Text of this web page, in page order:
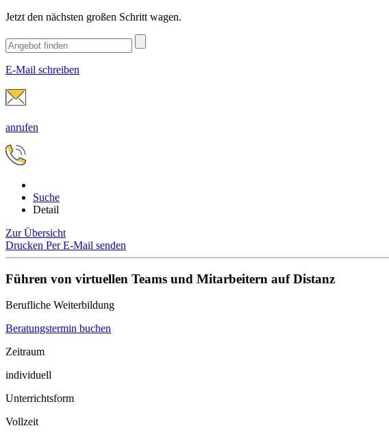
Jetzt den nächsten großen Schritt wagen.
E-Mail schreiben
anrufen
Suche
Detail
Zur Übersicht
Drucken Per E-Mail senden
Führen von virtuellen Teams und Mitarbeitern auf Distanz
Berufliche Weiterbildung
Beratungstermin buchen
Zeitraum
individuell
Unterrichtsform
Vollzeit